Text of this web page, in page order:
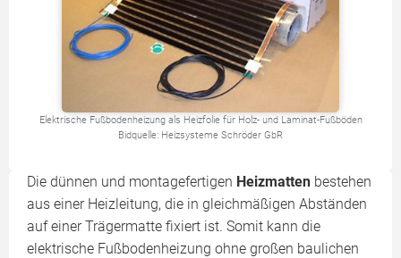
Elektrische Fußbodenheizung als Heizfolie für Holz- und Laminat-Fußböden
Bidquelle: Heizsysteme Schröder GbR
Die dünnen und montage­fertigen Heizmatten bestehen
aus einer Heizleitung, die in gleichmäßigen Abständen
auf einer Trägermatte fixiert ist. Somit kann die
elektrische Fußbodenheizung ohne großen baulichen